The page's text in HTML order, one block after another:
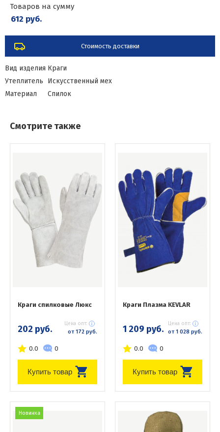
Товаров на сумму
612 руб.
Стоимость доставки
Вид изделия Краги
Утеплитель
Искусственный мех
Материал
Спилок
Смотрите также
Краги спилковые Люкс
202 руб. Цена опт:
от 172 руб.
0.0 0
Купить товар
Краги Плазма KEVLAR
1 209 руб. Цена опт:
от 1 028 руб.
0.0 0
Купить товар
Новинка